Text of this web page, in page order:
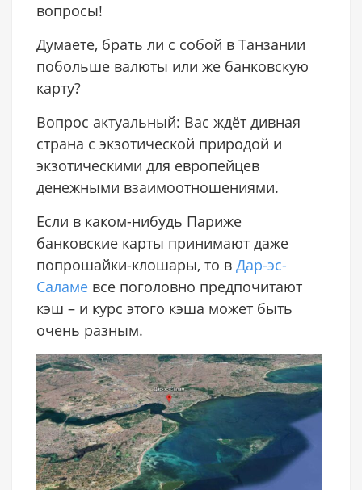
вопросы!
Думаете, брать ли с собой в Танзании
побольше валюты или же банковскую
карту?
Вопрос актуальный: Вас ждёт дивная
страна с экзотической природой и
экзотическими для европейцев
денежными взаимоотношениями.
Если в каком-нибудь Париже
банковские карты принимают даже
попрошайки-клошары, то в Дар-эс-
Саламе все поголовно предпочитают
кэш – и курс этого кэша может быть
очень разным.